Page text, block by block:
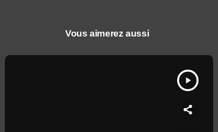
Vous aimerez aussi
play_arrow